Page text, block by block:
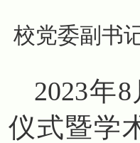
校党委副书
2023年
仪式暨学